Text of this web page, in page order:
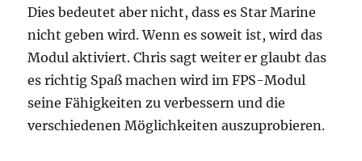
Dies bedeutet aber nicht, dass es Star Marine
nicht geben wird. Wenn es soweit ist, wird das
Modul aktiviert. Chris sagt weiter er glaubt das
es richtig Spaß machen wird im FPS-Modul
seine Fähigkeiten zu verbessern und die
verschiedenen Möglichkeiten auszuprobieren.